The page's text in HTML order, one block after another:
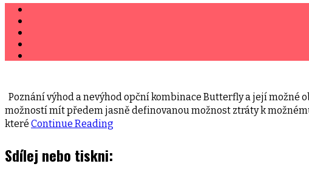
Poznání výhod a nevýhod opční kombinace Butterfly a její
možností mít předem jasně definovanou možnost ztráty k
které Continue Reading
Sdílej nebo tiskni: